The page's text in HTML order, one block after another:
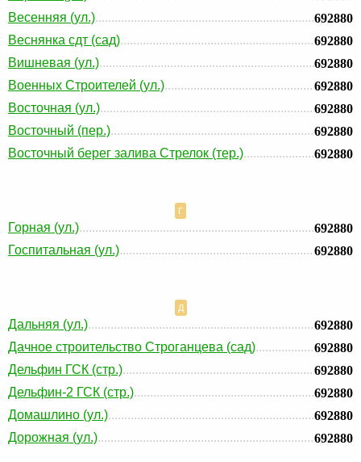
Весенняя (ул.)
692880
Веснянка сдт (сад)
692880
Вишневая (ул.)
692880
Военных Строителей (ул.)
692880
Восточная (ул.)
692880
Восточный (пер.)
692880
Восточный берег залива Стрелок (тер.)
692880
Г
Горная (ул.)
692880
Госпитальная (ул.)
692880
Д
Дальняя (ул.)
692880
Дачное строительство Строганцева (сад)
692880
Дельфин ГСК (стр.)
692880
Дельфин-2 ГСК (стр.)
692880
Домашлино (ул.)
692880
Дорожная (ул.)
692880